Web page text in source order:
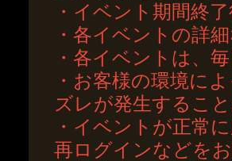
・イベント期間終
・各イベントの詳
・各イベントは、
・お客様の環境に
ズレが発生するこ
・イベントが正常
再ログインなどをお